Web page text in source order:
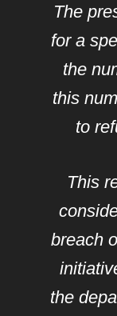
The
for a
the
this
to
This
breach
the